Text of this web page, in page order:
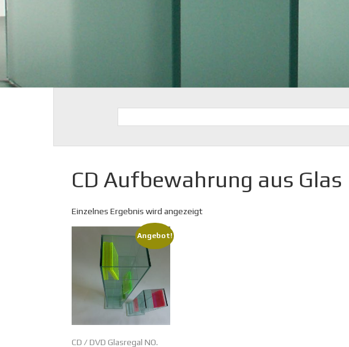
CD Aufbewahrung aus Glas
Einzelnes Ergebnis wird angezeigt
Angebot!
CD / DVD Glasregal NO.